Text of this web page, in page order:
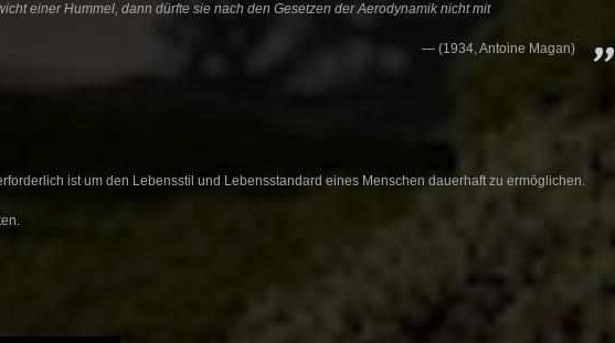
einer Hummel, dann dürfte sie nach den Gesetzen der Aerodynamik nicht mit
(1934, Antoine Magan)
ist um den Lebensstil und Lebensstandard eines Menschen dauerhaft zu ermöglichen.